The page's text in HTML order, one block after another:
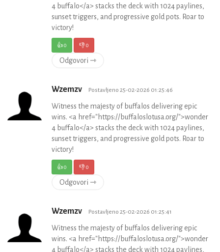
4 buffalo</a> stacks the deck with 1024 paylines,
sunset triggers, and progressive gold pots. Roar to
victory!
👍0 👎0
Odgovori ⇾
Wzemzv Postavljeno 25-02-2026 01:25:46
Witness the majesty of buffalos delivering epic
wins. <a href="https://buffaloslotusa.org/">wonder
4 buffalo</a> stacks the deck with 1024 paylines,
sunset triggers, and progressive gold pots. Roar to
victory!
👍0 👎0
Odgovori ⇾
Wzemzv Postavljeno 25-02-2026 01:25:41
Witness the majesty of buffalos delivering epic
wins. <a href="https://buffaloslotusa.org/">wonder
4 buffalo</a> stacks the deck with 1024 paylines,